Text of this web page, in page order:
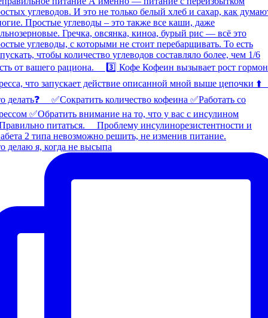
делаю я, когда не высыпа